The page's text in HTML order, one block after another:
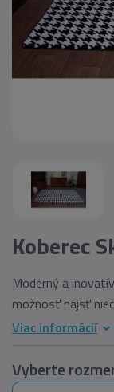
Koberec
Moderný a
možnosť nájsť
Viac informácií
Vyberte